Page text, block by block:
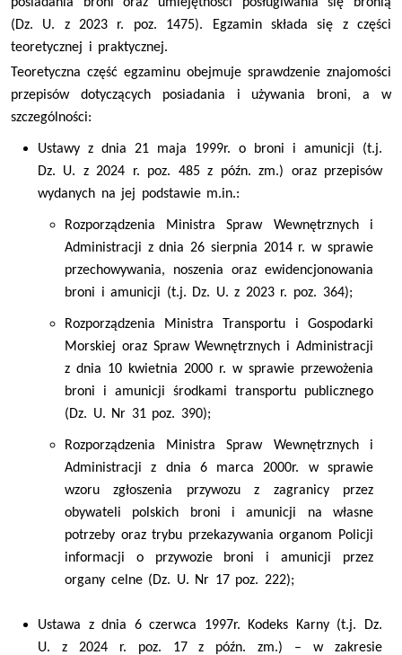
(Dz. U. z 2023 r. poz. 1475). Egzamin składa się z części
teoretycznej i praktycznej.
Teoretyczna część egzaminu obejmuje sprawdzenie znajomości
przepisów dotyczących posiadania i używania broni, a w
szczególności:
Ustawy z dnia 21 maja 1999r. o broni i amunicji (t.j.
Dz. U. z 2024 r. poz. 485 z późn. zm.) oraz przepisów
wydanych na jej podstawie m.in.:
Rozporządzenia Ministra Spraw Wewnętrznych i
Administracji z dnia 26 sierpnia 2014 r. w sprawie
przechowywania, noszenia oraz ewidencjonowania
broni i amunicji (t.j. Dz. U. z 2023 r. poz. 364);
Rozporządzenia Ministra Transportu i Gospodarki
Morskiej oraz Spraw Wewnętrznych i Administracji
z dnia 10 kwietnia 2000 r. w sprawie przewożenia
broni i amunicji środkami transportu publicznego
(Dz. U. Nr 31 poz. 390);
Rozporządzenia Ministra Spraw Wewnętrznych i
Administracji z dnia 6 marca 2000r. w sprawie
wzoru zgłoszenia przywozu z zagranicy przez
obywateli polskich broni i amunicji na własne
potrzeby oraz trybu przekazywania organom Policji
informacji o przywozie broni i amunicji przez
organy celne (Dz. U. Nr 17 poz. 222);
Ustawa z dnia 6 czerwca 1997r. Kodeks Karny (t.j. Dz.
U. z 2024 r. poz. 17 z późn. zm.) – w zakresie